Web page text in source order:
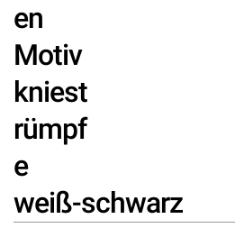
en
Motiv
kniest
rümpf
e
weiß-schwarz